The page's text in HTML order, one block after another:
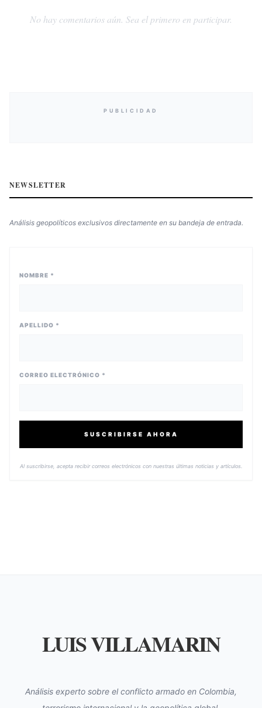
No hay comentarios aún. Sea el primero en participar.
PUBLICIDAD
NEWSLETTER
Análisis geopolíticos exclusivos directamente en su bandeja de entrada.
NOMBRE *
APELLIDO *
CORREO ELECTRÓNICO *
SUSCRIBIRSE AHORA
Al suscribirse, acepta recibir correos electrónicos con nuestras últimas noticias y artículos.
LUIS VILLAMARIN
Análisis experto sobre el conflicto armado en Colombia,